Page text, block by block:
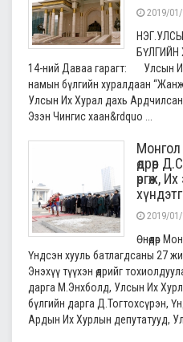
2019/
БҮЛГИЙН
14-ний Даваа гарагт: Улсын
намын бүлгийн хуралдаан
Улсын Их Хурал дахь
Эзэн Чингис хаан&rdquo ...
өдрөөр
өргөж,
2019/01/
Өнөөдөр
Үндсэн хууль батлагдсаны 27
Энэхүү түүхэн өдрийг
дарга М.Энхболд, Улсын Их
бүлгийн дарга Д.Тогтохсүрэн,
Ардын Их Хурлын депутатууд,